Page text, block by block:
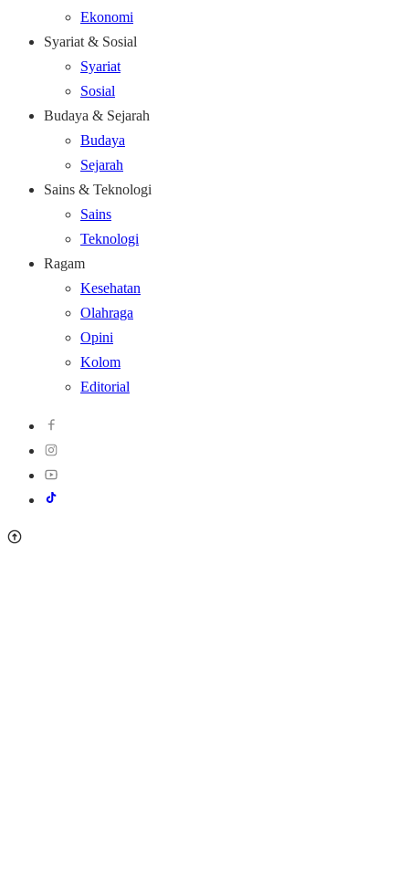
Ekonomi
Syariat & Sosial
Syariat
Sosial
Budaya & Sejarah
Budaya
Sejarah
Sains & Teknologi
Sains
Teknologi
Ragam
Kesehatan
Olahraga
Opini
Kolom
Editorial